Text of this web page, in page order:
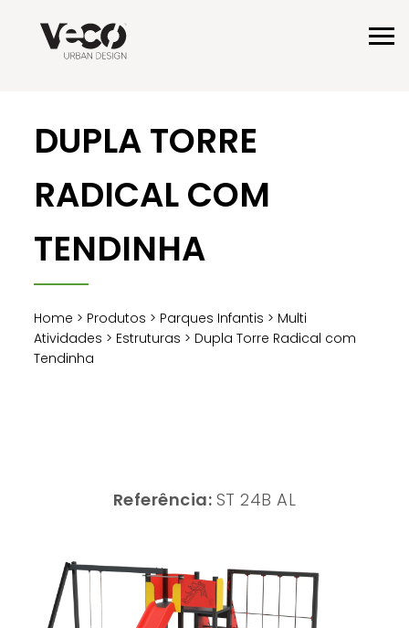
DUPLA TORRE
RADICAL COM
TENDINHA
Home > Produtos > Parques Infantis > Multi
Atividades > Estruturas > Dupla Torre Radical com
Tendinha
Referência: ST 24B AL